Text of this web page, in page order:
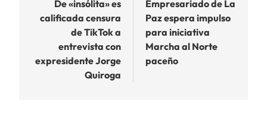
entradas
De «insólita» es
calificada censura
de TikTok a
entrevista con
expresidente Jorge
Quiroga
Empresariado de La
Paz espera impulso
para iniciativa
Marcha al Norte
paceño